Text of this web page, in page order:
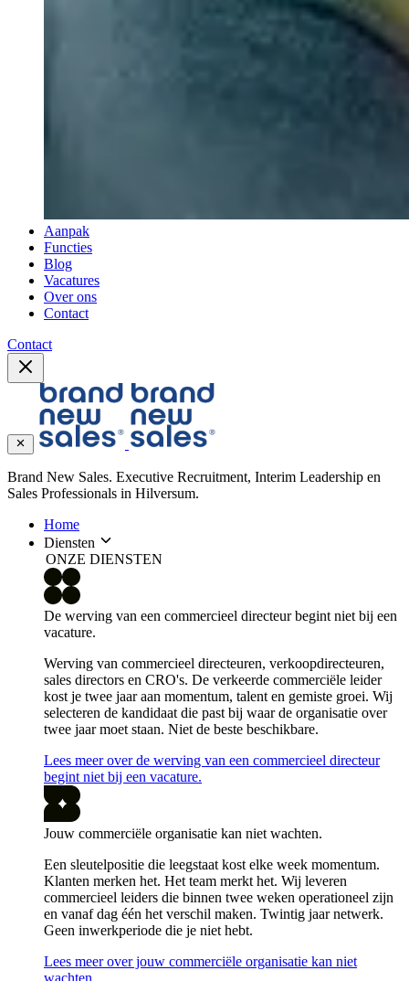
Aanpak
Functies
Blog
Vacatures
Over ons
Contact
Contact
Brand New Sales. Executive Recruitment, Interim Leadership en
Sales Professionals in Hilversum.
Home
Diensten
ONZE DIENSTEN
De werving van een commercieel directeur begint niet bij een
vacature.
Werving van commercieel directeuren, verkoopdirecteuren,
sales directors en CRO's. De verkeerde commerciële leider
kost je twee jaar aan momentum, talent en gemiste groei. Wij
selecteren de kandidaat die past bij waar de organisatie over
twee jaar moet staan. Niet de beste beschikbare.
Lees meer over de werving van een commercieel directeur
begint niet bij een vacature.
Jouw commerciële organisatie kan niet wachten.
Een sleutelpositie die leegstaat kost elke week momentum.
Klanten merken het. Het team merkt het. Wij leveren
commercieel leiders die binnen twee weken operationeel zijn
en vanaf dag één het verschil maken. Twintig jaar netwerk.
Geen inwerkperiode die je niet hebt.
Lees meer over jouw commerciële organisatie kan niet
wachten.